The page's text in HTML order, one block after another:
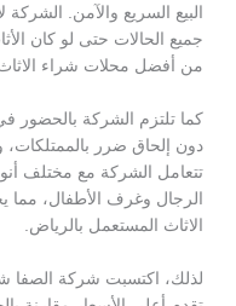
البيع السريع والآمن.
جميع الحالات حتى لو كان
من أفضل محلات شراء
كما تلتزم الشركة بالحضور
دون إلحاق ضرر بالممتلكات،
تتعامل الشركة مع مختلف
الرجال وغرف الأطفال، مما
الاثاث المستعمل بالرياض.
لذلك، اكتسبت شركة الصفا